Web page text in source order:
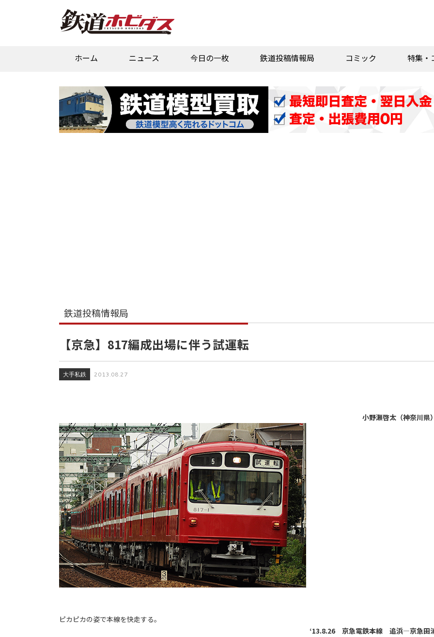
ホーム ニュース 今日の一枚 鉄道投稿情報局 コミック 特集・
鉄道投稿情報局
【京急】817編成出場に伴う試運転
大手私鉄 2013.08.27
小野瀬啓太（神奈川県
ピカピカの姿で本線を快走する。
‘13.8.26 京急電鉄本線 追浜―京急田